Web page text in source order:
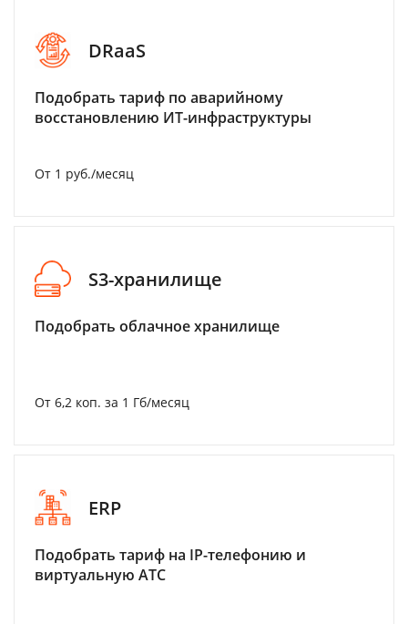
DRaaS
Подобрать тариф по аварийному
восстановлению ИТ-инфраструктуры
От 1 руб./месяц
S3-хранилище
Подобрать облачное хранилище
От 6,2 коп. за 1 Гб/месяц
ERP
Подобрать тариф на IP-телефонию и
виртуальную АТС